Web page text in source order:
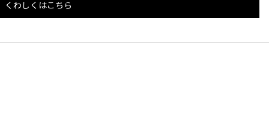
くわしくはこちら